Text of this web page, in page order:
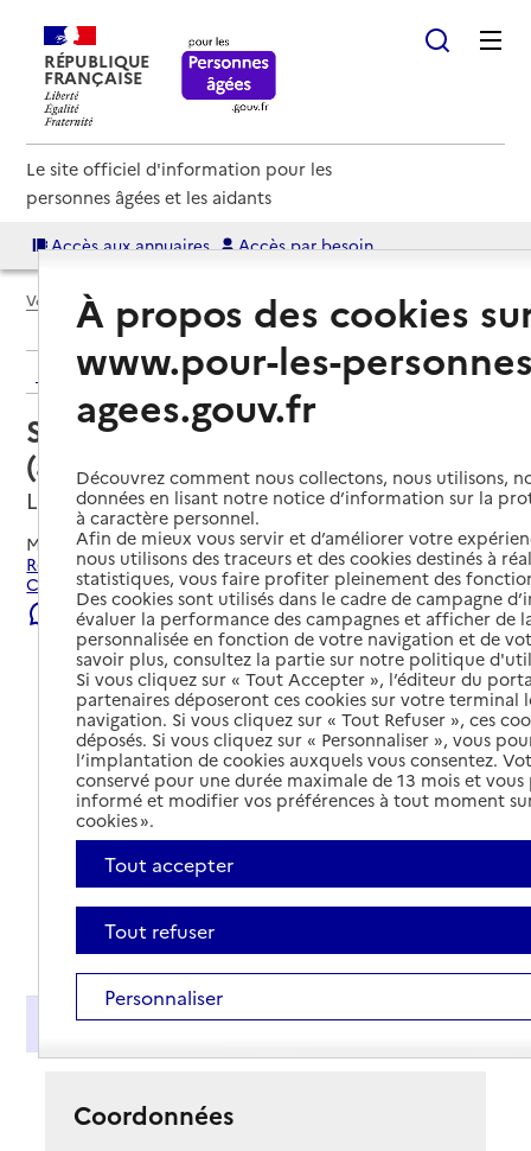
RÉPUBLIQUE
FRANÇAISE
Le site officiel d'information pour les
personnes âgées et les aidants
Accès aux annuaires Accès par besoin
Voir le fil d’Ariane
Retour aux résultats de l'annuaire
Service autonomie à domicile
(aide) – Maison d'Azur
Le Cannet, ALPES-MARITIMES
Mis à jour le23/07/2026
Rechercher les établissements et services autour de Le
Cannet.
Signaler une erreur
Présentation
Coordonnées
À propos des cookies
www.pour-les-
agees.gouv.fr
Découvrez comment nous collectons, nous utilisons,
données en lisant notre notice d’information sur la
à caractère personnel.
Afin de mieux vous servir et d’améliorer votre
nous utilisons des traceurs et des cookies destinés à
statistiques, vous faire profiter pleinement des
Des cookies sont utilisés dans le cadre de campagne
évaluer la performance des campagnes et afficher de
personnalisée en fonction de votre navigation et de
savoir plus, consultez la partie sur notre politique
Si vous cliquez sur « Tout Accepter », l’éditeur du
partenaires déposeront ces cookies sur votre terminal
navigation. Si vous cliquez sur « Tout Refuser », ces
déposés. Si vous cliquez sur « Personnaliser », vous
l’implantation de cookies auxquels vous consentez.
conservé pour une durée maximale de 13 mois et
informé et modifier vos préférences à tout moment
cookies ».
Tout accepter
Tout refuser
Personnaliser